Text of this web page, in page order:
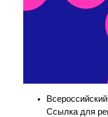
Ссылка для